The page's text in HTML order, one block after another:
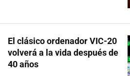
El clásico ordenador VIC-20
volverá a la vida después de
40 años